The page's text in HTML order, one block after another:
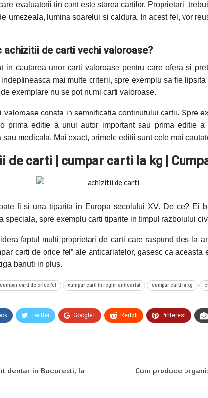
evaluatorii tin cont este starea cartilor. Proprietarii
umezeala, lumina soarelui si caldura. In acest fel, vor
de carti vechi valoroase?
in cautarea unor carti valoroase pentru care ofera si
mai multe criterii, spre exemplu sa fie
exemplare nu se pot numi carti valoroase.
valoroase consta in semnificatia continutului cartii. Spre
prima editie a unui autor important sau prima editie
medicala. Mai exact, primele editii sunt cele mai
de carti | cumpar carti la kg |
fi si una tiparita in Europa secolului XV. De ce? Ei
speciala, spre exemplu carti tiparite in timpul razboiului
faptul multi proprietari de carti care raspund des la
carti de orice fel” ale anticariatelor, gasesc ca aceasta
banuti in plus.
cumpar carti de orice fel cumpar carti in regim anticariat cumpar carti la kg
Twitter Google+ ReddIt Pinterest
dentar in Bucuresti, la
Cum produce